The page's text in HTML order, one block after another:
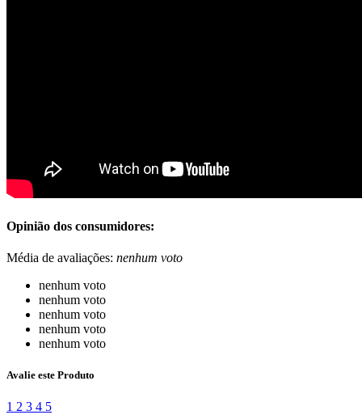
Opinião dos consumidores:
Média de avaliações: nenhum voto
nenhum voto
nenhum voto
nenhum voto
nenhum voto
nenhum voto
Avalie este Produto
1 2 3 4 5